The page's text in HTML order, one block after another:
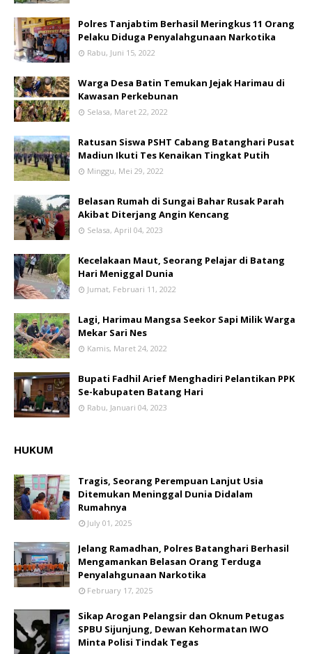
Polres Tanjabtim Berhasil Meringkus 11 Orang
Pelaku Diduga Penyalahgunaan Narkotika
Rabu, Juni 15, 2022
Warga Desa Batin Temukan Jejak Harimau di
Kawasan Perkebunan
Selasa, Maret 22, 2022
Ratusan Siswa PSHT Cabang Batanghari Pusat
Madiun Ikuti Tes Kenaikan Tingkat Putih
Minggu, Mei 29, 2022
Belasan Rumah di Sungai Bahar Rusak Parah
Akibat Diterjang Angin Kencang
Selasa, April 04, 2023
Kecelakaan Maut, Seorang Pelajar di Batang
Hari Meniggal Dunia
Jumat, Februari 11, 2022
Lagi, Harimau Mangsa Seekor Sapi Milik Warga
Mekar Sari Nes
Kamis, Maret 24, 2022
Bupati Fadhil Arief Menghadiri Pelantikan PPK
Se-kabupaten Batang Hari
Rabu, Januari 04, 2023
HUKUM
Tragis, Seorang Perempuan Lanjut Usia
Ditemukan Meninggal Dunia Didalam
Rumahnya
July 01, 2025
Jelang Ramadhan, Polres Batanghari Berhasil
Mengamankan Belasan Orang Terduga
Penyalahgunaan Narkotika
February 17, 2025
Sikap Arogan Pelangsir dan Oknum Petugas
SPBU Sijunjung, Dewan Kehormatan IWO
Minta Polisi Tindak Tegas